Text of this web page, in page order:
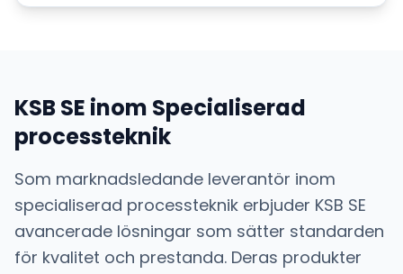
KSB SE inom Specialiserad
processteknik
Som marknadsledande leverantör inom
specialiserad processteknik erbjuder KSB SE
avancerade lösningar som sätter standarden
för kvalitet och prestanda. Deras produkter